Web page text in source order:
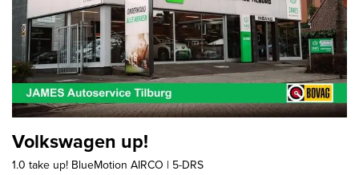
Volkswagen up!
1.0 take up! BlueMotion AIRCO | 5-DRS